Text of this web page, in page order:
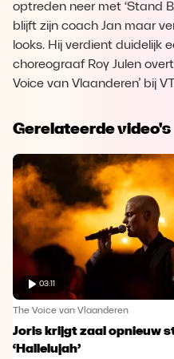
optreden neer met ‘Stand
blijft zijn coach Jan maar
looks. Hij verdient duidelijk
choreograaf Roy Julen
Voice van Vlaanderen’ bij
Gerelateerde video's
03:11
The Voice van Vlaanderen
Joris krijgt zaal opnieuw
‘Hallelujah’